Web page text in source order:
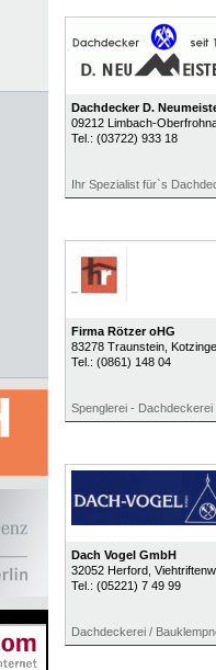
Dachdecker D.
09212 Limbach-
Tel.: (03722) 933 18
Ihr Spezialist für`s
Firma Rötzer oHG
83278 Traunstein,
Tel.: (0861) 148 04
Spenglerei -
Dach Vogel GmbH
32052 Herford,
Tel.: (05221) 7 49 99
Dachdeckerei /